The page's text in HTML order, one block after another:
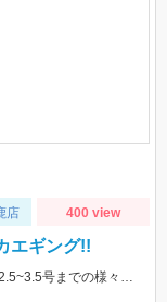
店 400 view
エギング!!
季節的に大小のサイズのイカが混ざっているので、2.5~3.5号までの様々なサイズを持っていきましょう!!